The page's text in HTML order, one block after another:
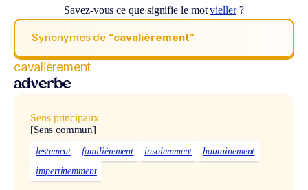
Savez-vous ce que signifie le motvieller?
Synonymes de “cavalièrement“
cavalièrement
adverbe
Sens principaux
[Sens commun]
lestement familièrement insolemment
hautainement
impertinemment